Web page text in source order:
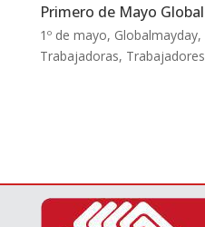
Primero de Mayo Global
1º de mayo, Globalmayday,
Trabajadoras, Trabajadores